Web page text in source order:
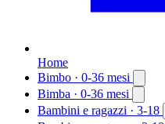
Home
Bimbo · 0-36 mesi
Bimba · 0-36 mesi
Bambini e ragazzi · 3-18